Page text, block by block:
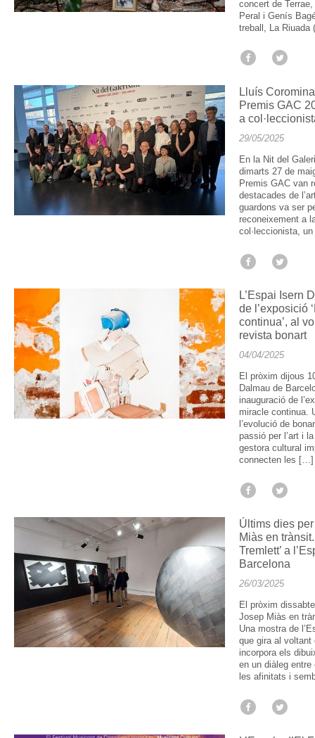
concert de
Peral i Genís
treball, La
Lluís
Premis GAC
a
29/05/2025
En la Nit del
dimarts 27 de
Premis GAC van
destacades de
guardons va ser
reconeixement a
col·leccionista,
L’Espai Isern
de l’exposició
continua’, al
revista bonart
04/04/2025
El pròxim dijous
Dalmau de
inauguració de
miracle continua.
l’evolució de
passió per l’art i
gestora cultural
connecten les […]
Últims dies
Miàs en
Tremlett’ a
Barcelona
26/03/2025
El pròxim
Josep Miàs en
Una mostra de
que gira al voltant
incorpora els
en un diàleg
les afinitats i